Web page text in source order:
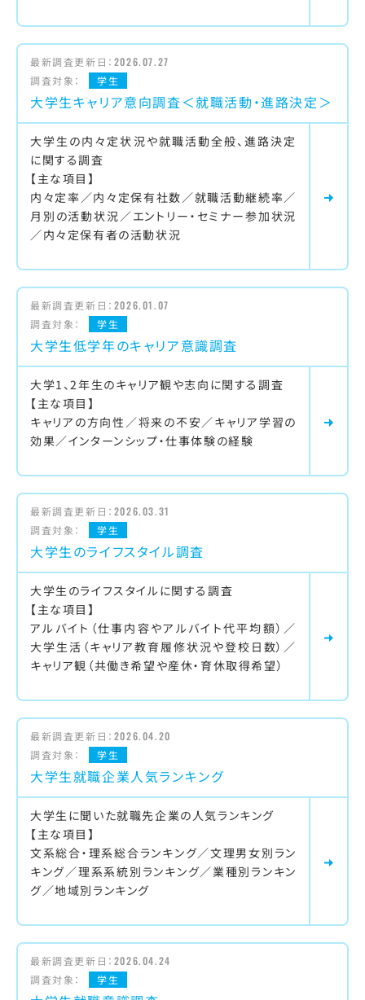
最新調査更新日： 2026.07.27
調査対象：
学生
大学生キャリア意向調査＜就職活動・進路決定＞
大学生の内々定状況や就職活動全般、進路決定
に関する調査
【主な項目】
内々定率／内々定保有社数／就職活動継続率／
月別の活動状況／エントリー・セミナー参加状況
／内々定保有者の活動状況
最新調査更新日： 2026.01.07
調査対象：
学生
大学生低学年のキャリア意識調査
大学1、2年生のキャリア観や志向に関する調査
【主な項目】
キャリアの方向性／将来の不安／キャリア学習の
効果／インターンシップ・仕事体験の経験
最新調査更新日： 2026.03.31
調査対象：
学生
大学生のライフスタイル調査
大学生のライフスタイルに関する調査
【主な項目】
アルバイト（仕事内容やアルバイト代平均額）／
大学生活（キャリア教育履修状況や登校日数）／
キャリア観（共働き希望や産休・育休取得希望）
最新調査更新日： 2026.04.20
調査対象：
学生
大学生就職企業人気ランキング
大学生に聞いた就職先企業の人気ランキング
【主な項目】
文系総合・理系総合ランキング／文理男女別ラン
キング／理系系統別ランキング／業種別ランキン
グ／地域別ランキング
最新調査更新日： 2026.04.24
調査対象：
学生